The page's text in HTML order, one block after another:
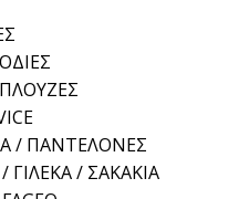
/ ΠΑΝΤΕΛΟΝΕΣ
ΓΙΛΕΚΑ / ΣΑΚΑΚΙΑ